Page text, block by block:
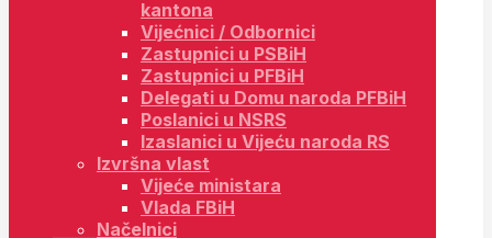
kantona
Vijećnici / Odbornici
Zastupnici u PSBiH
Zastupnici u PFBiH
Delegati u Domu naroda PFBiH
Poslanici u NSRS
Izaslanici u Vijeću naroda RS
Izvršna vlast
Vijeće ministara
Vlada FBiH
Načelnici